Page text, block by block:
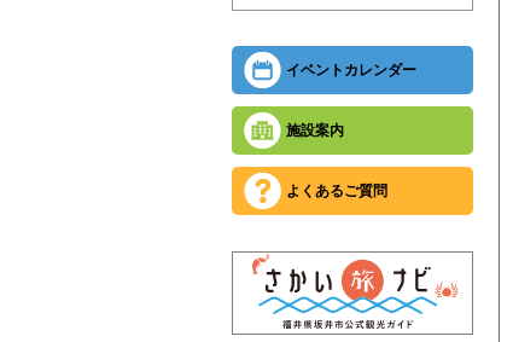
イベントカレンダー
施設案内
よくあるご質問